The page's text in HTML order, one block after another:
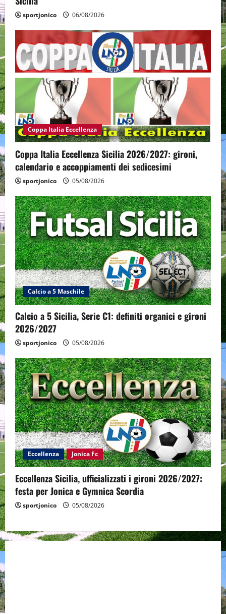
sportjonico 06/08/2026
Coppa Italia Eccellenza
Coppa Italia Eccellenza Sicilia 2026/2027: gironi,
calendario e accoppiamenti dei sedicesimi
sportjonico 05/08/2026
Calcio a 5 Maschile
Calcio a 5 Sicilia, Serie C1: definiti organici e gironi
2026/2027
sportjonico 05/08/2026
Eccellenza Jonica Fc
Eccellenza Sicilia, ufficializzati i gironi 2026/2027:
festa per Jonica e Gymnica Scordia
sportjonico 05/08/2026